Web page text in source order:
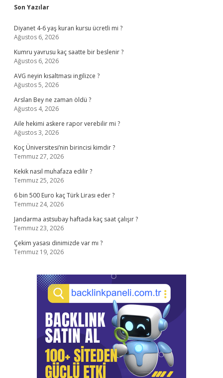
Sidebar
Son Yazılar
Diyanet 4-6 yaş kuran kursu ücretli mi ?
Ağustos 6, 2026
Kumru yavrusu kaç saatte bir beslenir ?
Ağustos 6, 2026
AVG neyin kısaltması ingilizce ?
Ağustos 5, 2026
Arslan Bey ne zaman öldü ?
Ağustos 4, 2026
Aile hekimi askere rapor verebilir mi ?
Ağustos 3, 2026
Koç Üniversitesi’nin birincisi kimdir ?
Temmuz 27, 2026
Kekik nasıl muhafaza edilir ?
Temmuz 25, 2026
6 bin 500 Euro kaç Türk Lirası eder ?
Temmuz 24, 2026
Jandarma astsubay haftada kaç saat çalışır ?
Temmuz 23, 2026
Çekim yasası dinimizde var mı ?
Temmuz 19, 2026